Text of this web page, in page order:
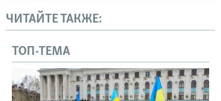
ЧИТАЙТЕ ТАКЖЕ:
ТОП-ТЕМА